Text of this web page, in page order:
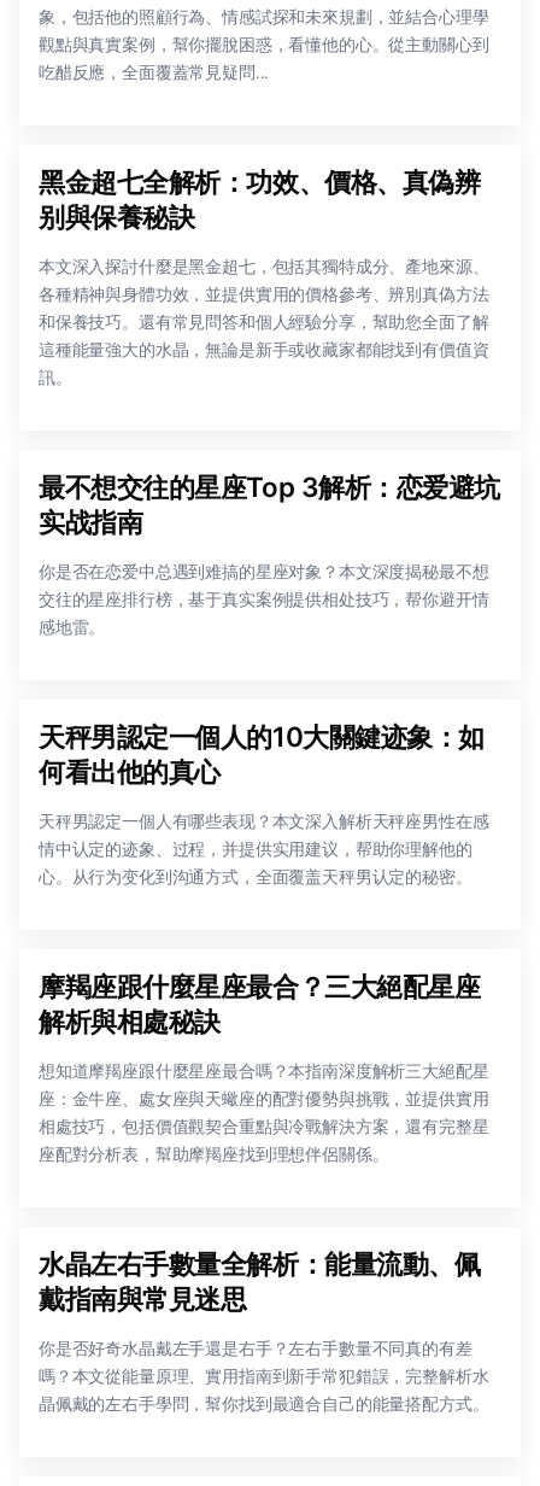
象，包括他的照顧行為、情感試探和未來規劃，並結合心理學
觀點與真實案例，幫你擺脫困惑，看懂他的心。從主動關心到
吃醋反應，全面覆蓋常見疑問...
黑金超七全解析：功效、價格、真偽辨
别與保養秘訣
本文深入探討什麼是黑金超七，包括其獨特成分、產地來源、
各種精神與身體功效，並提供實用的價格參考、辨別真偽方法
和保養技巧。還有常見問答和個人經驗分享，幫助您全面了解
這種能量強大的水晶，無論是新手或收藏家都能找到有價值資
訊。
最不想交往的星座Top 3解析：恋爱避坑
实战指南
你是否在恋爱中总遇到难搞的星座对象？本文深度揭秘最不想
交往的星座排行榜，基于真实案例提供相处技巧，帮你避开情
感地雷。
天秤男認定一個人的10大關鍵迹象：如
何看出他的真心
天秤男認定一個人有哪些表现？本文深入解析天秤座男性在感
情中认定的迹象、过程，并提供实用建议，帮助你理解他的
心。从行为变化到沟通方式，全面覆盖天秤男认定的秘密。
摩羯座跟什麼星座最合？三大絕配星座
解析與相處秘訣
想知道摩羯座跟什麼星座最合嗎？本指南深度解析三大絕配星
座：金牛座、處女座與天蠍座的配對優勢與挑戰，並提供實用
相處技巧，包括價值觀契合重點與冷戰解決方案，還有完整星
座配對分析表，幫助摩羯座找到理想伴侶關係。
水晶左右手數量全解析：能量流動、佩
戴指南與常見迷思
你是否好奇水晶戴左手還是右手？左右手數量不同真的有差
嗎？本文從能量原理、實用指南到新手常犯錯誤，完整解析水
晶佩戴的左右手學問，幫你找到最適合自己的能量搭配方式。